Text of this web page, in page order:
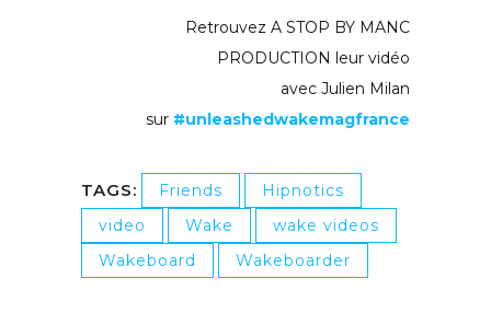
Retrouvez A STOP BY MANC
PRODUCTION leur vidéo
avec Julien Milan
sur #unleashedwakemagfrance
TAGS: Friends
Hipnotics
video
Wake
wake videos
Wakeboard
Wakeboarder